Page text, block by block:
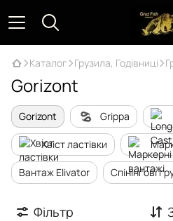
Каталог Грузила, Годівниці
Gorizont
Gorizont Grippa
Хвіст ластівки
Вантаж Elivator Спінінгові
Фільтр